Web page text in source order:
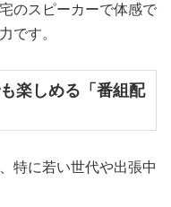
のスピーカーで体感で
です。
楽しめる「番組配
特に若い世代や出張中